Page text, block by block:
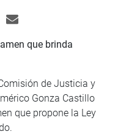
que brinda
de Justicia y
Gonza Castillo
que propone la Ley